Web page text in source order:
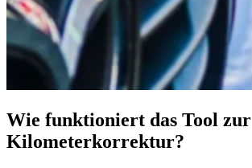
Wie funktioniert das Tool zur
Kilometerkorrektur?